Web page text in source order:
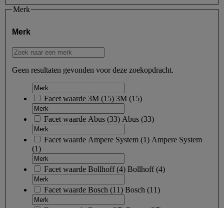
Merk
Merk
Geen resultaten gevonden voor deze zoekopdracht.
Facet waarde 3M (15) 3M (15)
Facet waarde Abus (33) Abus (33)
Facet waarde Ampere System (1) Ampere System
(1)
Facet waarde Bollhoff(4) Bollhoff(4)
Facet waarde Bosch (11) Bosch (11)